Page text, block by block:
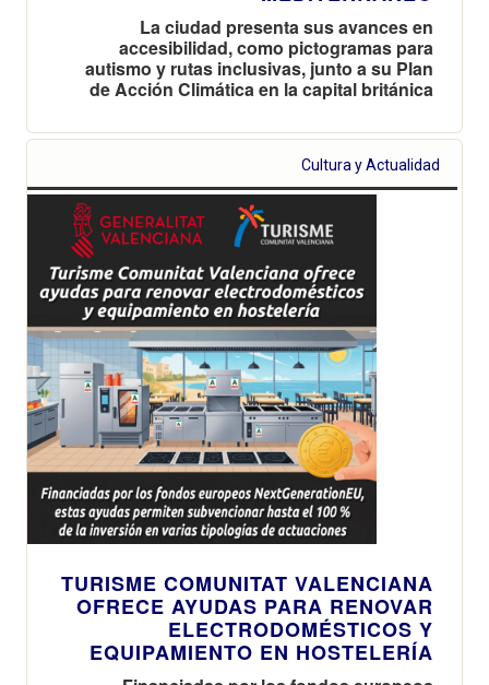
La ciudad presenta sus avances en
accesibilidad, como pictogramas para
autismo y rutas inclusivas, junto a su Plan
de Acción Climática en la capital británica
Cultura y Actualidad
TURISME COMUNITAT VALENCIANA
OFRECE AYUDAS PARA RENOVAR
ELECTRODOMÉSTICOS Y
EQUIPAMIENTO EN HOSTELERÍA